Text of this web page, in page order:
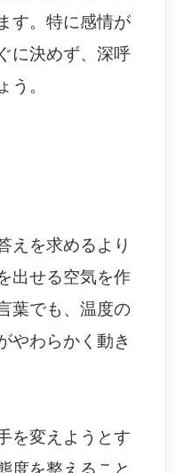
す。特に感情が
に決めず、深呼
う。
えを求めるより
出せる空気を作
葉でも、温度の
やわらかく動き
を変えようとす
度を整えること